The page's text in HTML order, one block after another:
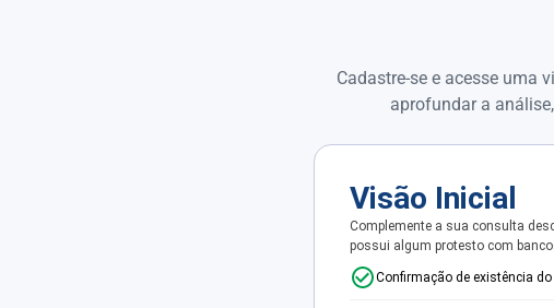
Cadastre-se e acesse uma
aprofundar a
Visão Inicial
Complemente a sua consulta
possui algum protesto com
Confirmação de existência do